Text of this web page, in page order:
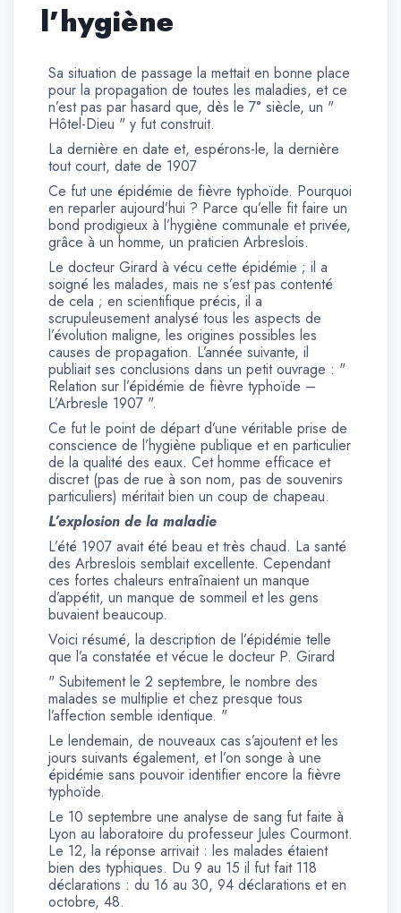
l’hygiène
Sa situation de passage la mettait en bonne place
pour la propagation de toutes les maladies, et ce
n’est pas par hasard que, dès le 7° siècle, un "
Hôtel-Dieu " y fut construit.
La dernière en date et, espérons-le, la dernière
tout court, date de 1907
Ce fut une épidémie de fièvre typhoïde. Pourquoi
en reparler aujourd’hui ? Parce qu’elle fit faire un
bond prodigieux à l’hygiène communale et privée,
grâce à un homme, un praticien Arbreslois.
Le docteur Girard à vécu cette épidémie ; il a
soigné les malades, mais ne s’est pas contenté
de cela ; en scientifique précis, il a
scrupuleusement analysé tous les aspects de
l’évolution maligne, les origines possibles les
causes de propagation. L’année suivante, il
publiait ses conclusions dans un petit ouvrage : "
Relation sur l’épidémie de fièvre typhoïde –
L’Arbresle 1907 ".
Ce fut le point de départ d’une véritable prise de
conscience de l’hygiène publique et en particulier
de la qualité des eaux. Cet homme efficace et
discret (pas de rue à son nom, pas de souvenirs
particuliers) méritait bien un coup de chapeau.
L’explosion de la maladie
L’été 1907 avait été beau et très chaud. La santé
des Arbreslois semblait excellente. Cependant
ces fortes chaleurs entraînaient un manque
d’appétit, un manque de sommeil et les gens
buvaient beaucoup.
Voici résumé, la description de l’épidémie telle
que l’a constatée et vécue le docteur P. Girard
" Subitement le 2 septembre, le nombre des
malades se multiplie et chez presque tous
l’affection semble identique. "
Le lendemain, de nouveaux cas s’ajoutent et les
jours suivants également, et l’on songe à une
épidémie sans pouvoir identifier encore la fièvre
typhoïde.
Le 10 septembre une analyse de sang fut faite à
Lyon au laboratoire du professeur Jules Courmont.
Le 12, la réponse arrivait : les malades étaient
bien des typhiques. Du 9 au 15 il fut fait 118
déclarations : du 16 au 30, 94 déclarations et en
octobre, 48.